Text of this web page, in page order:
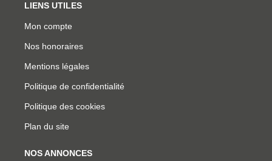
LIENS UTILES
Mon compte
Nos honoraires
Mentions légales
Politique de confidentialité
Politique des cookies
Plan du site
NOS ANNONCES